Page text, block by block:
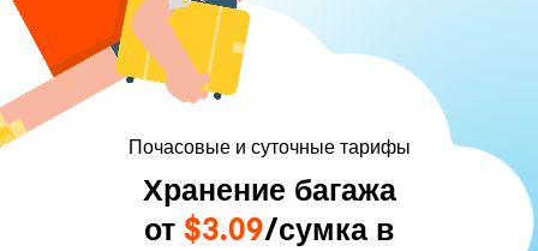
Почасовые и суточные тарифы
Хранение багажа
от $3.09/сумка в